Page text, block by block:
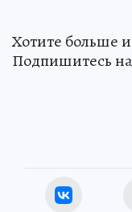
Хотите больше
Подпишитесь